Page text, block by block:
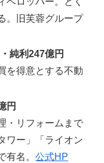
。旧芙蓉グループ
純利247億円
を得意とする不動
円
・リフォームまで
ワー」「ライオン
有名。公式HP